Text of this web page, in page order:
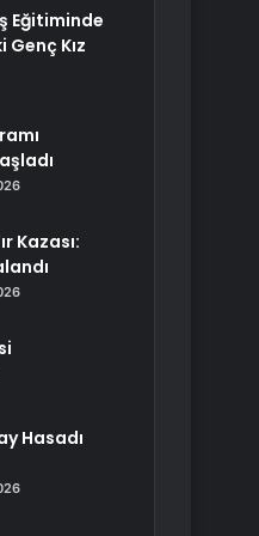
Eğitiminde
Genç Kız
Kazası:
Hasadı